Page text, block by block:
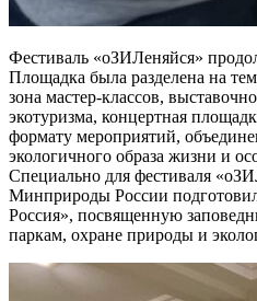
Фестиваль «оЗИЛеняйся»
Площадка была разделена на
зона мастер-классов,
экотуризма, концертная
формату мероприятий,
экологичного образа жизни и
Специально для фестиваля
Минприроды России
Россия», посвященную
паркам, охране природы и